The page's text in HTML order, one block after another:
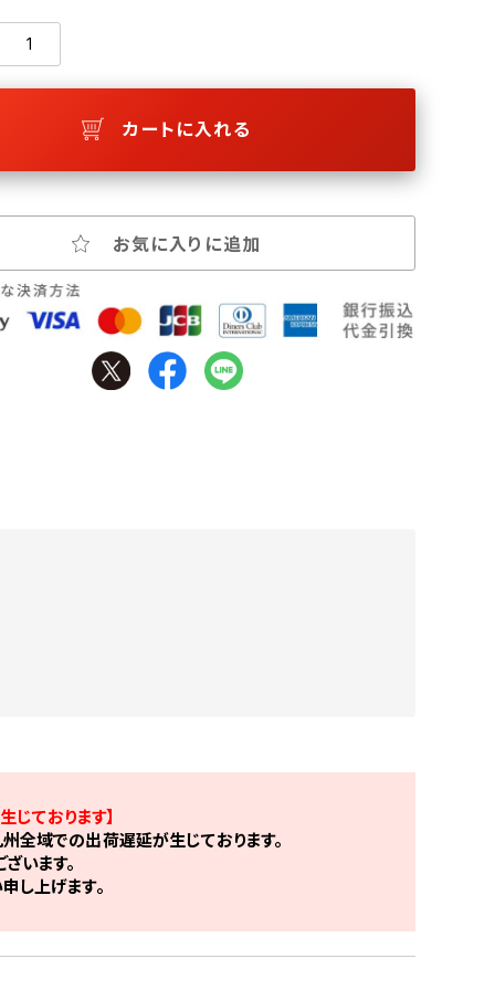
カートに入れる
お気に入りに追加
ております】
全域での出荷遅延が生じております。
います。
し上げます。